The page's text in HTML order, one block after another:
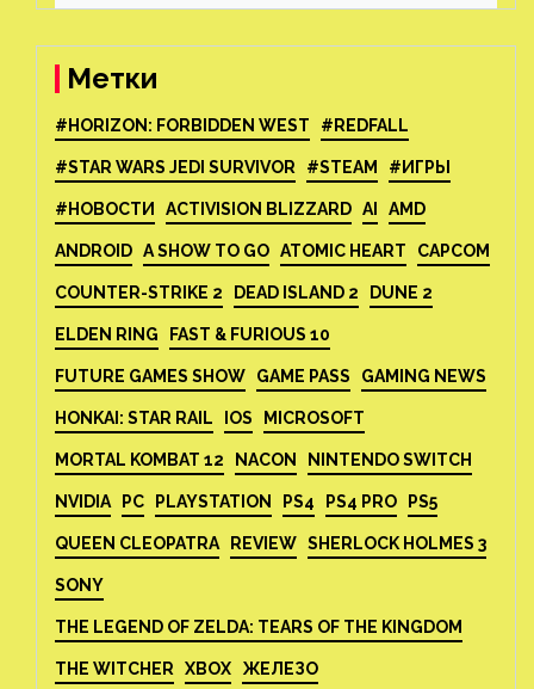
Метки
#HORIZON: FORBIDDEN WEST #REDFALL
#STAR WARS JEDI SURVIVOR #STEAM #ИГРЫ
#НОВОСТИ ACTIVISION BLIZZARD AI AMD
ANDROID A SHOW TO GO ATOMIC HEART CAPCOM
COUNTER-STRIKE 2 DEAD ISLAND 2 DUNE 2
ELDEN RING FAST & FURIOUS 10
FUTURE GAMES SHOW GAME PASS GAMING NEWS
HONKAI: STAR RAIL IOS MICROSOFT
MORTAL KOMBAT 12 NACON NINTENDO SWITCH
NVIDIA PC PLAYSTATION PS4 PS4 PRO PS5
QUEEN CLEOPATRA REVIEW SHERLOCK HOLMES 3
SONY
THE LEGEND OF ZELDA: TEARS OF THE KINGDOM
THE WITCHER XBOX ЖЕЛЕЗО